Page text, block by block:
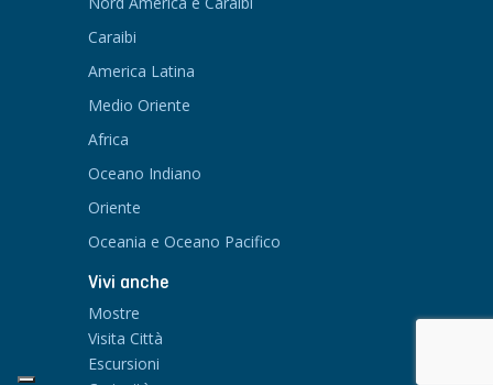
Caraibi
America Latina
Medio Oriente
Africa
Oceano Indiano
Oriente
Oceania e Oceano Pacifico
Vivi anche
Mostre
Visita Città
Escursioni